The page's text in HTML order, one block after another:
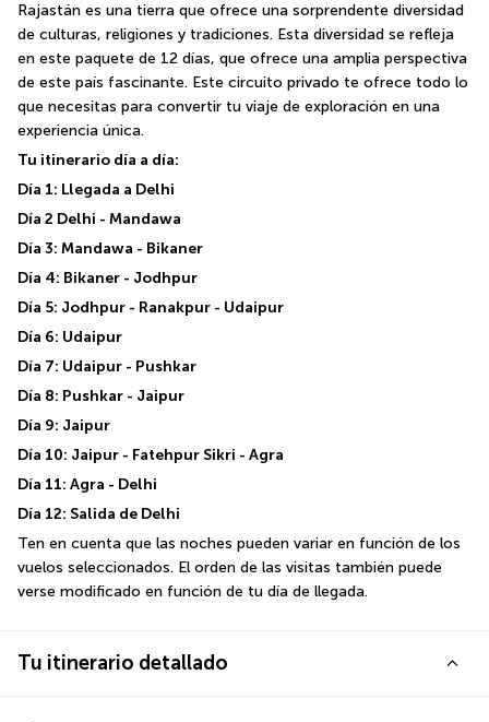
Rajastán es una tierra que ofrece una sorprendente diversidad
de culturas, religiones y tradiciones. Esta diversidad se refleja
en este paquete de 12 días, que ofrece una amplia perspectiva
de este país fascinante. Este circuito privado te ofrece todo lo
que necesitas para convertir tu viaje de exploración en una
experiencia única.
Tu itinerario día a día:
Día 1: Llegada a Delhi
Día 2 Delhi - Mandawa
Día 3: Mandawa - Bikaner
Día 4: Bikaner - Jodhpur
Día 5: Jodhpur - Ranakpur - Udaipur
Día 6: Udaipur
Día 7: Udaipur - Pushkar
Día 8: Pushkar - Jaipur
Día 9: Jaipur
Día 10: Jaipur - Fatehpur Sikri - Agra
Día 11: Agra - Delhi
Día 12: Salida de Delhi
Ten en cuenta que las noches pueden variar en función de los
vuelos seleccionados. El orden de las visitas también puede
verse modificado en función de tu día de llegada.
Tu itinerario detallado